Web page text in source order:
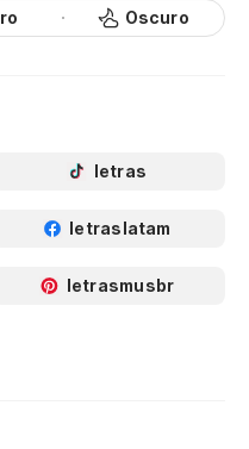
Oscuro
letras
letraslatam
letrasmusbr